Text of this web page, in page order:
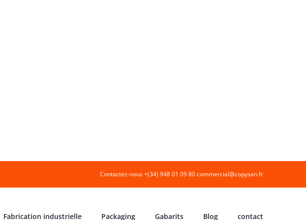
Contactez-nous +(34) 948 01 09 80commercial@copysan.fr
Fabrication industrielle Packaging Gabarits Blog contact